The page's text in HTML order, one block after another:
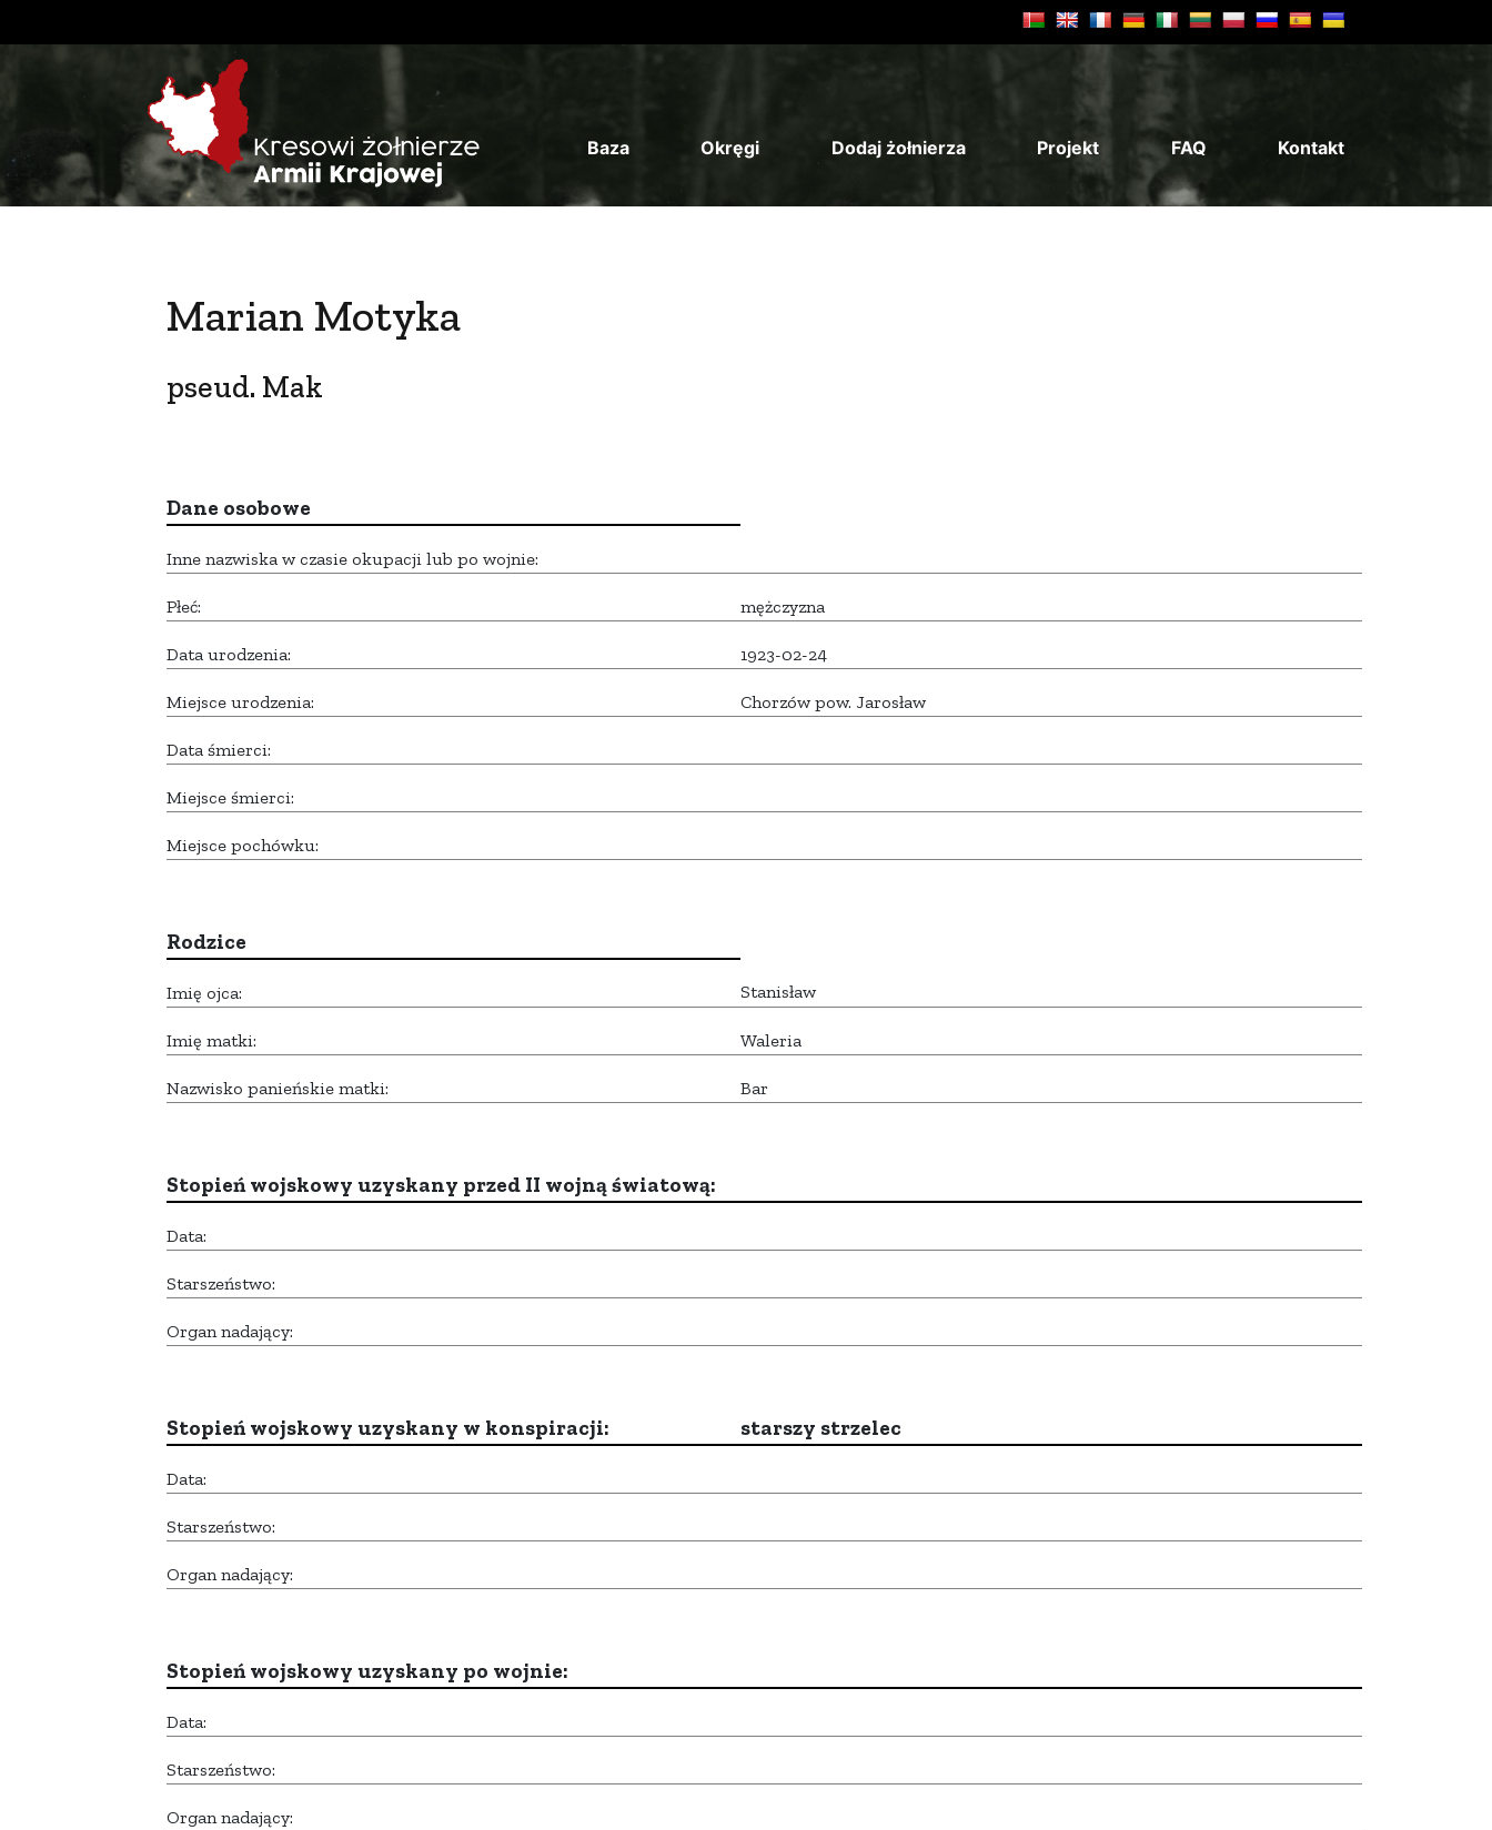
Baza Okręgi Dodaj żołnierza Projekt FAQ Kontakt
Marian Motyka
pseud. Mak
Dane osobowe
Inne nazwiska w czasie okupacji lub po wojnie:
Płeć: mężczyzna
Data urodzenia: 1923-02-24
Miejsce urodzenia: Chorzów pow. Jarosław
Data śmierci:
Miejsce śmierci:
Miejsce pochówku:
Rodzice
Imię ojca: Stanisław
Imię matki: Waleria
Nazwisko panieńskie matki: Bar
Stopień wojskowy uzyskany przed II wojną światową:
Data:
Starszeństwo:
Organ nadający:
Stopień wojskowy uzyskany w konspiracji: starszy strzelec
Data:
Starszeństwo:
Organ nadający:
Stopień wojskowy uzyskany po wojnie:
Data:
Starszeństwo:
Organ nadający: